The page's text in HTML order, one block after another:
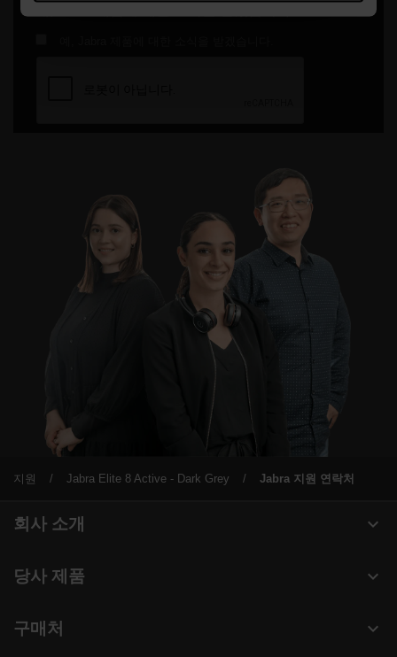
지원 Jabra Elite 8 Active - Dark Grey Jabra 지원 연락처
expand_more
회사 소개
의 지속 가능성
expand_more
당사 제품
expand_more
구매처